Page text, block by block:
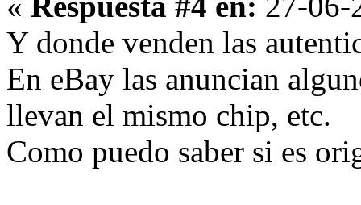
Y donde venden las
En eBay las anuncian
llevan el mismo chip, etc.
Como puedo saber si es